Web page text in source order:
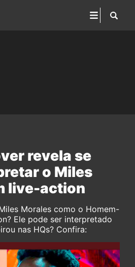
revela se
o Miles
live-action
Morales como o Homem-
Ele pode ser interpretado
nas HQs? Confira: